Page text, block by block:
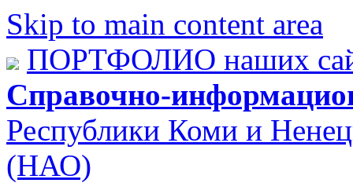
Skip to main content area
ПОРТФОЛИО наших
Справочно-
Республики Коми и
(НАО)